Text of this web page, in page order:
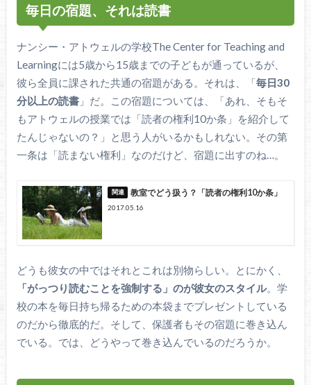
毎日の宿題、それは読書
ナンシー・アトウェルの学校The Center for Teaching and
Learningには5歳から15歳までの子どもが通っているが、
彼ら全員に課された共通の宿題がある。それは、「毎日30
分以上の読書」だ。この宿題については、「あれ、そもそ
もアトウェルの授業では「読者の権利10か条」を紹介して
たんじゃないの？」と思う人がいるかもしれない。その第
一条は「読まない権利」なのだけど、宿題に出すのね…。
教室でどう扱う？「読者の権利10か条」
2017.05.16
どうも彼女の中ではそれとこれは別物らしい。とにかく、
「がっつり読むことを強制する」のが彼女のスタイル。学
校の本を毎日持ち帰るための本袋までプレゼントしている
のだから徹底的だ。そして、保護者もその宿題に巻き込ん
でいる。では、どうやって巻き込んでいるのだろうか。